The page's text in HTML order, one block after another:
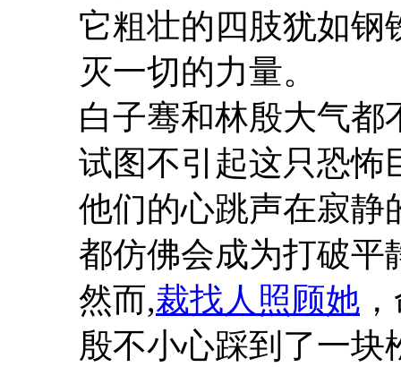
它粗壮的四肢犹如钢
灭一切的力量。
白子骞和林殷大气都
试图不引起这只恐怖
他们的心跳声在寂静
都仿佛会成为打破
然而,裁找人照顾她
殷不小心踩到了一块